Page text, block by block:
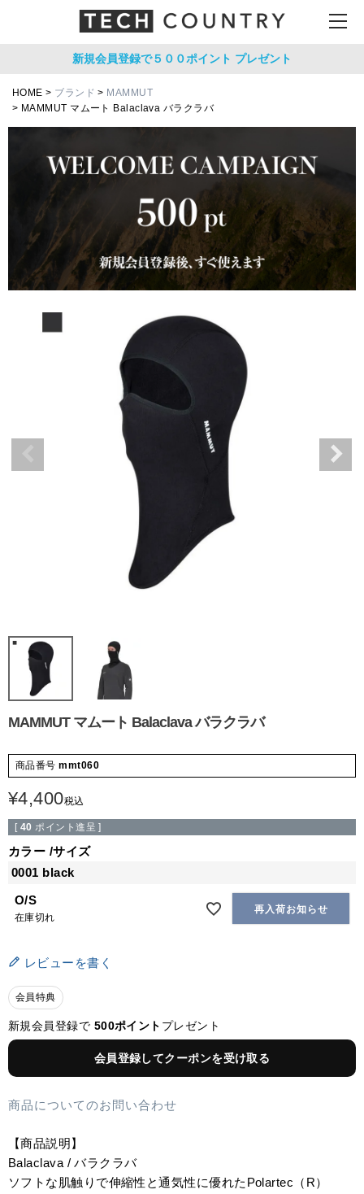
新規会員登録で５００ポイント プレゼント
HOME ブランド
MAMMUT
MAMMUT マムート Balaclava バラクラバ
MAMMUT マムート Balaclava バラクラバ
商品番号 mmt060
¥4,400税込
[ 40 ポイント進呈 ]
カラー サイズ
0001 black
O/S
在庫切れ
再入荷お知らせ
レビューを書く
会員特典
新規会員登録で 500ポイント プレゼント
会員登録してクーポンを受け取る
商品についてのお問い合わせ
【商品説明】
Balaclava / バラクラバ
ソフトな肌触りで伸縮性と通気性に優れたPolartec（R）